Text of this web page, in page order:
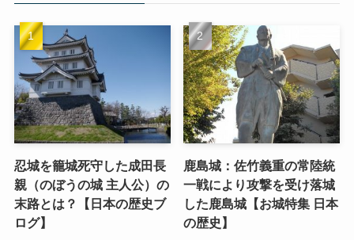
忍城を籠城死守した成田長
親（のぼうの城 主人公）の
末路とは？【日本の歴史ブ
ログ】
鹿島城：佐竹義重の常陸統
一戦により攻撃を受け落城
した鹿島城【お城特集 日本
の歴史】